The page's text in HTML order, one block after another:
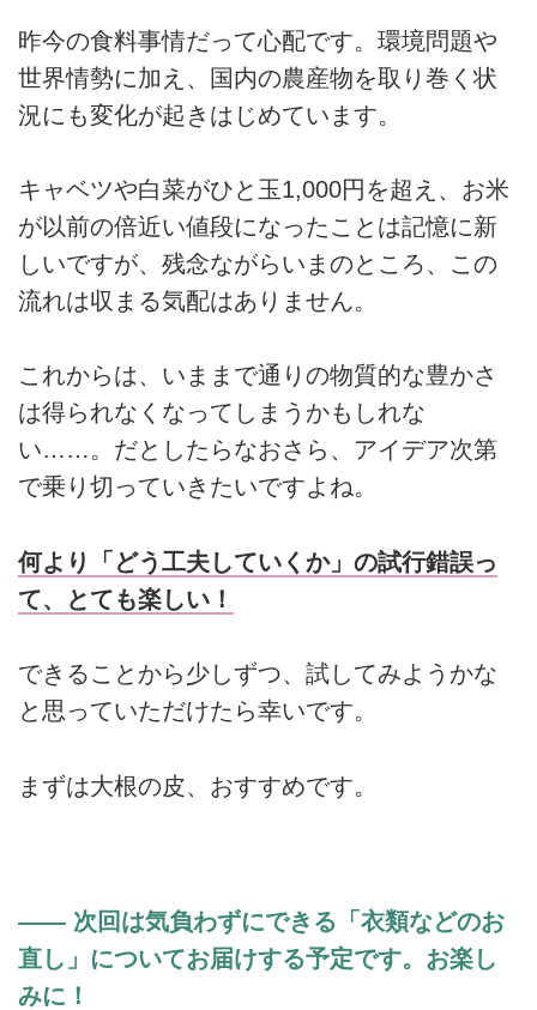
昨今の食料事情だって心配です。環境問題や
世界情勢に加え、国内の農産物を取り巻く状
況にも変化が起きはじめています。
キャベツや白菜がひと玉1,000円を超え、お米
が以前の倍近い値段になったことは記憶に新
しいですが、残念ながらいまのところ、この
流れは収まる気配はありません。
これからは、いままで通りの物質的な豊かさ
は得られなくなってしまうかもしれな
い……。だとしたらなおさら、アイデア次第
で乗り切っていきたいですよね。
何より「どう工夫していくか」の試行錯誤っ
て、とても楽しい！
できることから少しずつ、試してみようかな
と思っていただけたら幸いです。
まずは大根の皮、おすすめです。
―― 次回は気負わずにできる「衣類などのお
直し」についてお届けする予定です。お楽し
みに！